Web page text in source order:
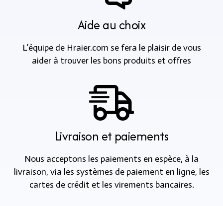
Aide au choix
L’équipe de Hraier.com se fera le plaisir de vous
aider à trouver les bons produits et offres
Livraison et paiements
Nous acceptons les paiements en espèce, à la
livraison, via les systèmes de paiement en ligne, les
cartes de crédit et les virements bancaires.